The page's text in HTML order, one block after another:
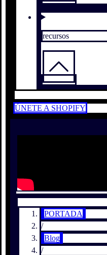
recursos
ÚNETE A SHOPIFY
PORTADA
/
Blog
/